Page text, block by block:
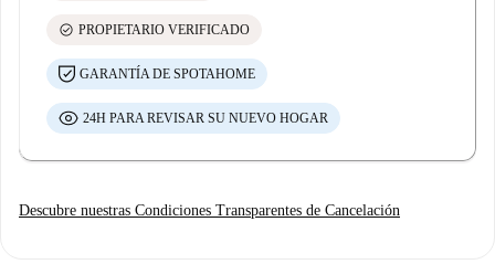
check_circle PROPIETARIO VERIFICADO
GARANTÍA DE SPOTAHOME
24H PARA REVISAR SU NUEVO HOGAR
Descubre nuestras Condiciones Transparentes de Cancelación